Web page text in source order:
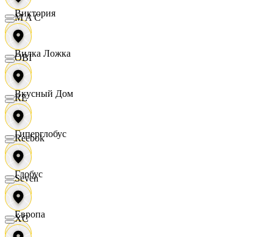
Виктория
Вилка Ложка
Вкусный Дом
Гиперглобус
Глобус
Европа
M A C
OBI
RE
Reebok
Seven
XC